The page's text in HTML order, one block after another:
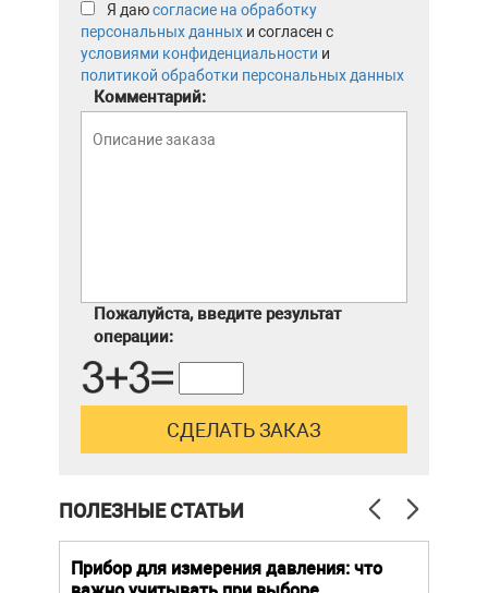
Я даюсогласие на обработку
персональных данных и согласен с
условиями конфиденциальности и
политикой обработки персональных данных
Комментарий:
Пожалуйста, введите результат
операции:
ПОЛЕЗНЫЕ СТАТЬИ
Прибор для измерения давления: что